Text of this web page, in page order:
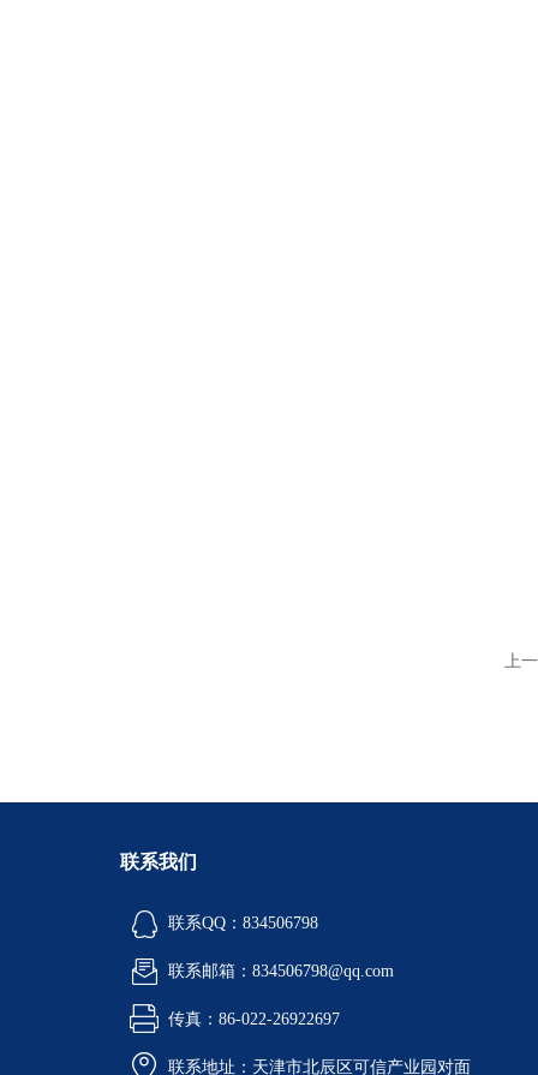
上
联系我们
联系QQ：834506798
联系邮箱：834506798@qq.com
传真：86-022-26922697
联系地址：天津市北辰区可信产业园对面